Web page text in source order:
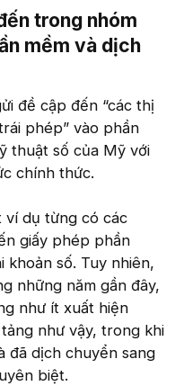
trong nhóm
mềm và dịch
đề cập đến “các thị
phép” vào phần
thuật số của Mỹ với
chính thức.
ví dụ từng có các
giấy phép phần
khoản số. Tuy nhiên,
những năm gần đây,
như ít xuất hiện
như vậy, trong khi
đã dịch chuyển sang
biệt.